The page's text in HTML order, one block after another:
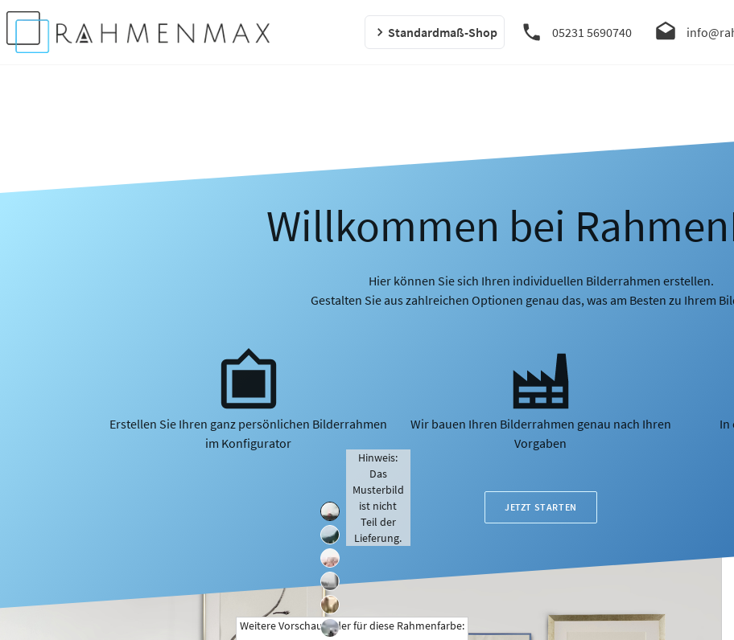
Standardmaß-Shop 05231 5690740
Willkommen bei
Hier können Sie sich Ihren individuellen Bilderrahmen erstellen.
Gestalten Sie aus zahlreichen Optionen genau das, was am Besten zu Ihrem
Erstellen Sie Ihren ganz persönlichen Bilderrahmen
im Konfigurator
Wir bauen Ihren Bilderrahmen genau nach Ihren
Vorgaben
In
JETZT STARTEN
Hinweis:
Das
Musterbild
ist nicht
Teil der
Lieferung.
Weitere Vorschaubilder für diese Rahmenfarbe: